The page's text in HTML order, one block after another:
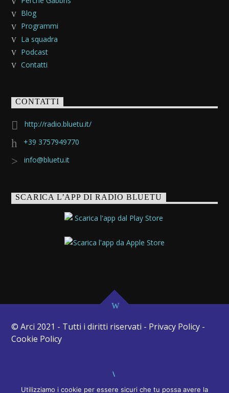
Blog
Programmi
La squadra
Podcast
Contatti
CONTATTI
http://radio.bluetu.it/
+39 3757949770
info@bluetu.it
SCARICA L’APP DI RADIO BLUETU
© Arci 2021 - Tutti i diritti riservati - Privacy Policy -
Cookie Policy
Utilizziamo i cookie per essere sicuri che tu possa avere la